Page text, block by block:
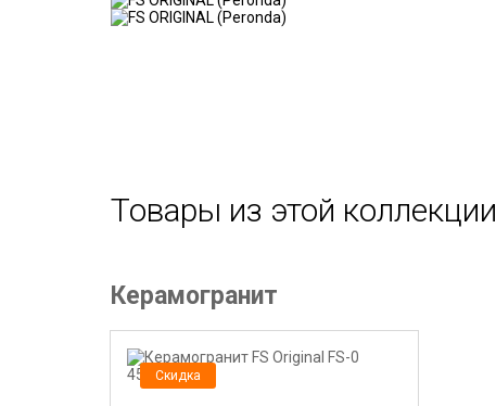
Товары из этой коллекции
Керамогранит
Скидка